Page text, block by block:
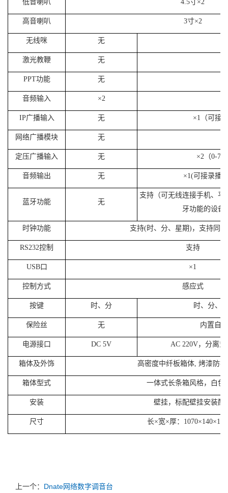
低音喇叭 4.5寸 ×2
高音喇叭 3寸×2
无线咪 无
激光教鞭 无
PPT功能 无
音频输入 ×2
IP广播输入 无 ×1 （可接
网络广播模块 无
定压广播输入 无 ×2 （0-
音频输出 无 ×1 (可接录播
蓝牙功能 无
支持（ 可无线连接手机、
牙功能的设备
时钟功能 支持(时、分、星期) ，支持同
RS232控制 支持
USB口 ×1
控制方式 感应式
按键 时、分 时、分、
保险丝 无 内置自
电源接口 DC 5V AC 220V，分离式
箱体及外饰 高密度中纤板箱体, 烤漆防
箱体型式 一体式长条箱风格，白色
安装 壁挂，标配壁挂安装配
尺寸 长×宽×厚： 1070×140×
上一个： Dnate网络数字调音台